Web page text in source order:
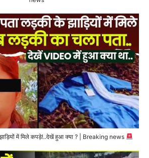
झाड़ियों में मिले कपड़े!..देखें हुआ क्या ? | Breaking news